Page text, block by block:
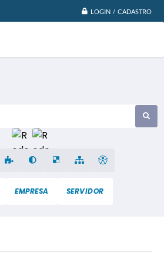
LOGIN / CADASTRO
EMPRESA SERVIDOR